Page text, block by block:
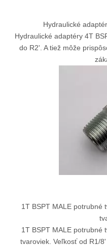
Hydraulické
Hydraulické adaptéry 4T
do R2'. A tiež môže
1T BSPT MALE potrubné
1T BSPT MALE potrubné
tvaroviek. Veľkosť od R1/